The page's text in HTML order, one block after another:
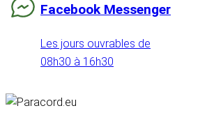
Facebook Messenger
Les jours ouvrables de
08h30 à 16h30